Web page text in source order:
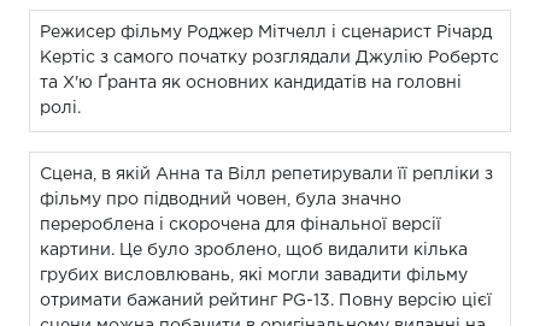
Режисер фільму Роджер Мітчелл і сценарист Річард
Кертіс з самого початку розглядали Джулію Робертс
та Х'ю Ґранта як основних кандидатів на головні
ролі.
Сцена, в якій Анна та Вілл репетирували її репліки з
фільму про підводний човен, була значно
перероблена і скорочена для фінальної версії
картини. Це було зроблено, щоб видалити кілька
грубих висловлювань, які могли завадити фільму
отримати бажаний рейтинг PG-13. Повну версію цієї